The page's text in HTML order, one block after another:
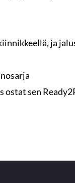
ja
ostat sen